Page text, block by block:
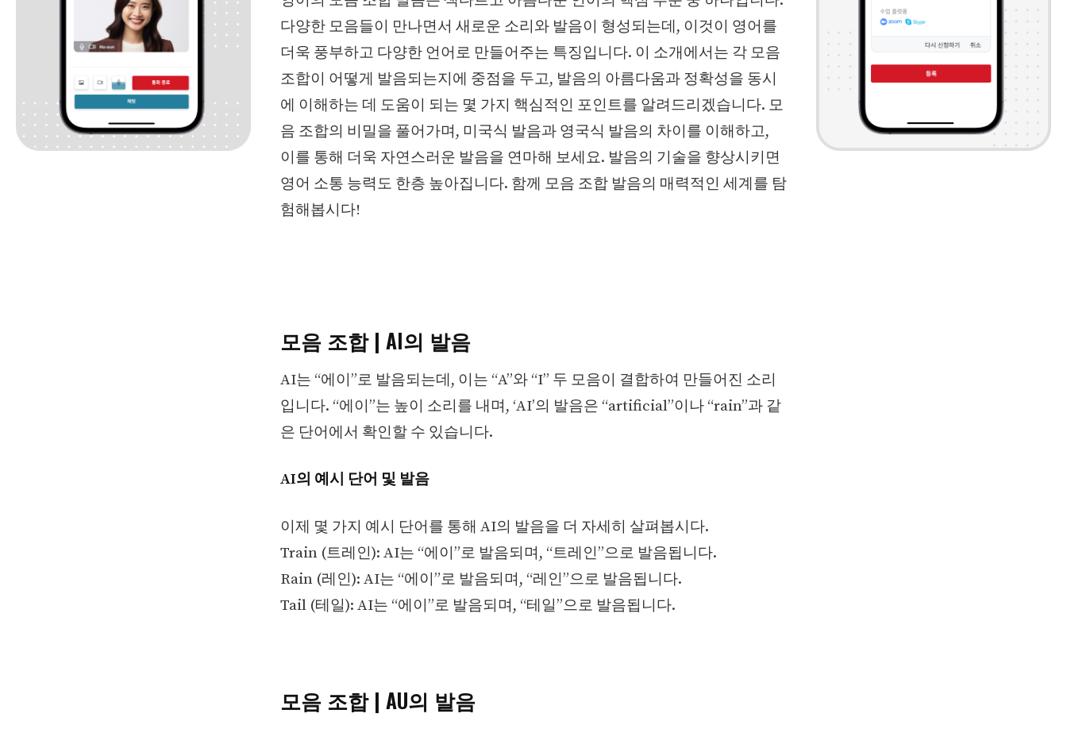
다양한 모음들이 만나면서 새로운 소리와 발음이 형성되는데, 이것이 영어를
더욱 풍부하고 다양한 언어로 만들어주는 특징입니다. 이 소개에서는 각 모음
조합이 어떻게 발음되는지에 중점을 두고, 발음의 아름다움과 정확성을 동시
에 이해하는 데 도움이 되는 몇 가지 핵심적인 포인트를 알려드리겠습니다. 모
음 조합의 비밀을 풀어가며, 미국식 발음과 영국식 발음의 차이를 이해하고,
이를 통해 더욱 자연스러운 발음을 연마해 보세요. 발음의 기술을 향상시키면
영어 소통 능력도 한층 높아집니다. 함께 모음 조합 발음의 매력적인 세계를 탐
험해봅시다!
모음 조합 | AI의 발음
AI는 “에이”로 발음되는데, 이는 “A”와 “I” 두 모음이 결합하여 만들어진 소리
입니다. “에이”는 높이 소리를 내며, ‘AI’의 발음은 “artificial”이나 “rain”과 같
은 단어에서 확인할 수 있습니다.
AI의 예시 단어 및 발음
이제 몇 가지 예시 단어를 통해 AI의 발음을 더 자세히 살펴봅시다.
Train (트레인): AI는 “에이”로 발음되며, “트레인”으로 발음됩니다.
Rain (레인): AI는 “에이”로 발음되며, “레인”으로 발음됩니다.
Tail (테일): AI는 “에이”로 발음되며, “테일”으로 발음됩니다.
모음 조합 | AU의 발음